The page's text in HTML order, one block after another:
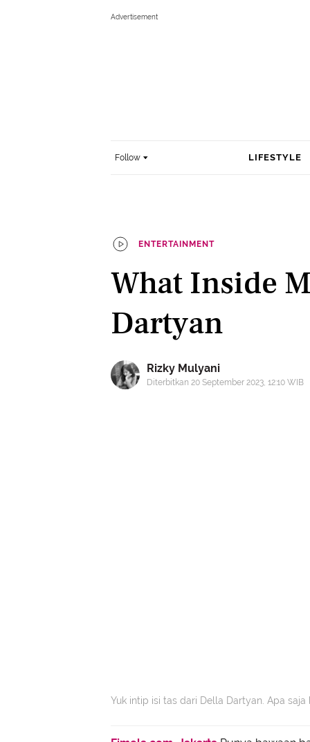
Follow LIFESTYLE
ENTERTAINMENT
What Inside
Dartyan
Rizky Mulyani
Diterbitkan 20 September 2023, 12:10 WIB
Yuk intip isi tas dari Della Dartyan. Apa